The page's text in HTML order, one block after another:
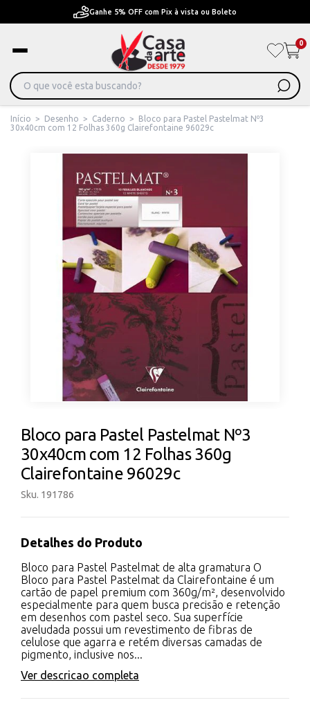
Ganhe 5% OFF com Pix à vista ou Boleto
0
Início > Desenho > Caderno >
Bloco para Pastel Pastelmat Nº3
30x40cm com 12 Folhas 360g Clairefontaine 96029c
Bloco para Pastel Pastelmat Nº3
30x40cm com 12 Folhas 360g
Clairefontaine 96029c
Sku. 191786
Detalhes do Produto
Bloco para Pastel Pastelmat de alta gramatura O
Bloco para Pastel Pastelmat da Clairefontaine é um
cartão de papel premium com 360g/m², desenvolvido
especialmente para quem busca precisão e retenção
em desenhos com pastel seco. Sua superfície
aveludada possui um revestimento de fibras de
celulose que agarra e retém diversas camadas de
pigmento, inclusive nos...
Ver descricao completa